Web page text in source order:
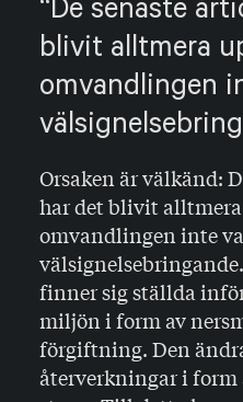
De senaste
blivit alltmera
omvandlingen
Orsaken är välkänd:
har det blivit
omvandlingen inte
finner sig ställda
miljön i form av
förgiftning. Den
återverkningar i form